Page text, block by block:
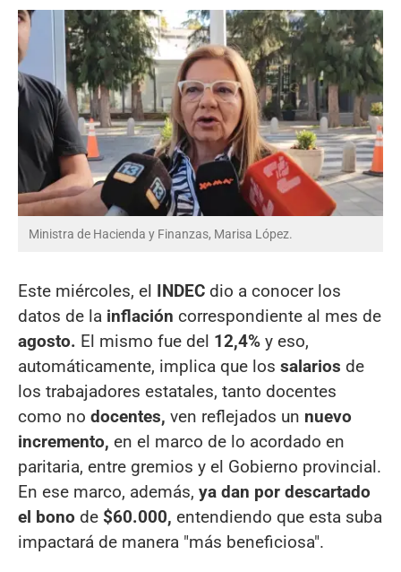
Ministra de Hacienda y Finanzas, Marisa López.
Este miércoles, el INDEC dio a conocer los
datos de la inflación correspondiente al mes de
agosto. El mismo fue del 12,4% y eso,
automáticamente, implica que los salarios de
los trabajadores estatales, tanto docentes
como no docentes, ven reflejados un nuevo
incremento, en el marco de lo acordado en
paritaria, entre gremios y el Gobierno provincial.
En ese marco, además, ya dan por descartado
el bono de $60.000, entendiendo que esta suba
impactará de manera "más beneficiosa".